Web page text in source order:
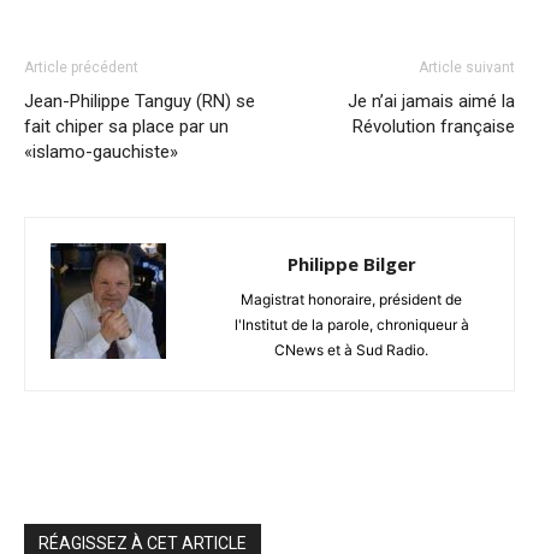
Article précédent
Jean-Philippe Tanguy (RN) se
fait chiper sa place par un
«islamo-gauchiste»
Article suivant
Je n’ai jamais aimé la
Révolution française
Philippe Bilger
Magistrat honoraire, président de
l'Institut de la parole, chroniqueur à
CNews et à Sud Radio.
RÉAGISSEZ À CET ARTICLE